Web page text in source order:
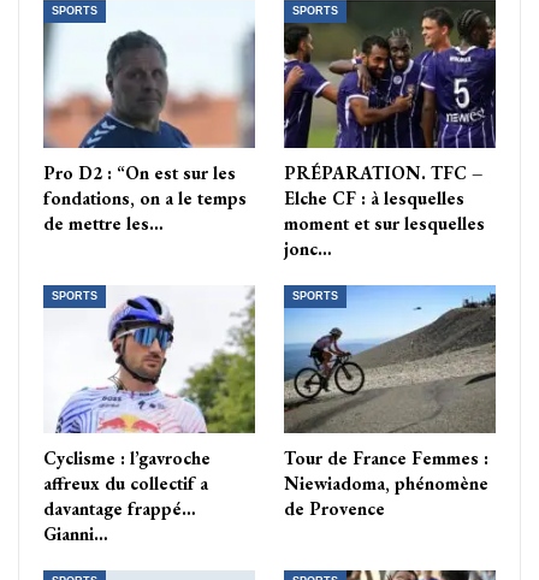
SPORTS
Pro D2 : “On est sur les
fondations, on a le temps
de mettre les…
SPORTS
PRÉPARATION. TFC –
Elche CF : à lesquelles
moment et sur lesquelles
jonc…
SPORTS
Cyclisme : l’gavroche
affreux du collectif a
davantage frappé…
Gianni…
SPORTS
Tour de France Femmes :
Niewiadoma, phénomène
de Provence